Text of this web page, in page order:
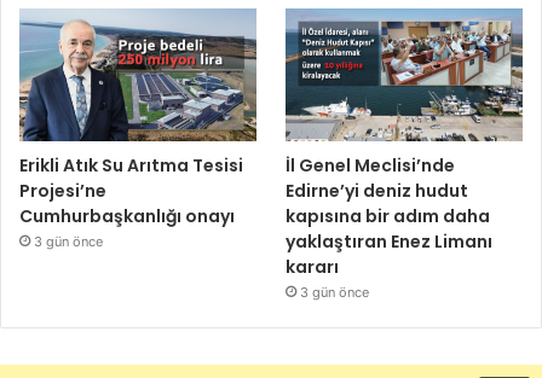
Erikli Atık Su Arıtma Tesisi
Projesi’ne
Cumhurbaşkanlığı onayı
3 gün önce
İl Genel Meclisi’nde
Edirne’yi deniz hudut
kapısına bir adım daha
yaklaştıran Enez Limanı
kararı
3 gün önce